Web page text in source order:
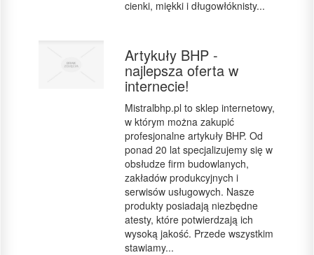
cienki, miękki i długowłóknisty...
Artykuły BHP -
najlepsza oferta w
internecie!
Mistralbhp.pl to sklep internetowy,
w którym można zakupić
profesjonalne artykuły BHP. Od
ponad 20 lat specjalizujemy się w
obsłudze firm budowlanych,
zakładów produkcyjnych i
serwisów usługowych. Nasze
produkty posiadają niezbędne
atesty, które potwierdzają ich
wysoką jakość. Przede wszystkim
stawiamy...